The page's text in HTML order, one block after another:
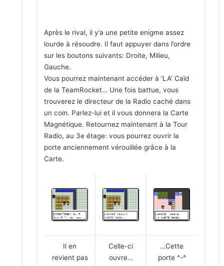
Après le rival, il y’a une petite enigme assez
lourde à résoudre. Il faut appuyer dans l’ordre
sur les boutons suivants: Droite, Milieu,
Gauche.
Vous pourrez maintenant accéder à ‘LA’ Caïd
de la TeamRocket… Une fois battue, vous
trouverez le directeur de la Radio caché dans
un coin. Parlez-lui et il vous donnera la Carte
Magnétique. Retournez maintenant à la Tour
Radio, au 3e étage: vous pourrez ouvrir la
porte anciennement vérouillée grâce à la
Carte.
Il en
revient pas
Celle-ci
ouvre…
…Cette
porte ^-^